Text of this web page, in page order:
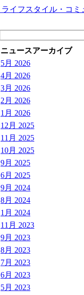
ニュースアーカイブ
5月 2026
4月 2026
3月 2026
2月 2026
1月 2026
12月 2025
11月 2025
10月 2025
9月 2025
6月 2025
9月 2024
8月 2024
1月 2024
11月 2023
9月 2023
8月 2023
7月 2023
6月 2023
5月 2023